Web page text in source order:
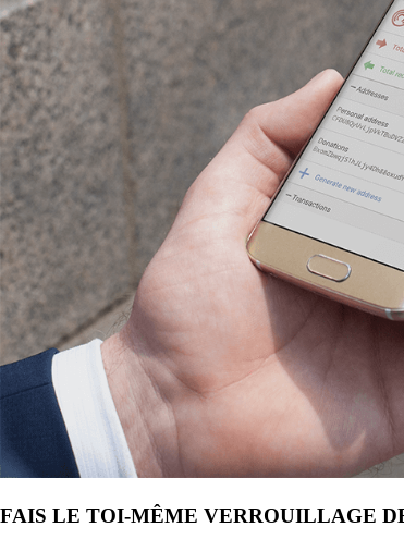
FAIS LE TOI-MÊME VERROUILLAGE